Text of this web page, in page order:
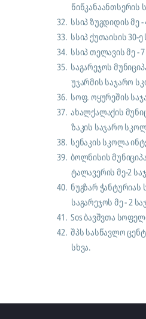
წიწკანაანთსერის
32. სსიპ ზუგდიდის მე
33. სსიპ ქუთაისის 30-
34. სსიპ თელავის მე -
35. საგარეჯოს
უჯარმის საჯარო
36. სოფ. ოყურეშის
37. ახალქალაქის
ზაკის საჯარო
38. სენაკის სკოლა
39. ბოლნისის
ტალავერის მე-2
40. ნუგზარ ჭანტურიას
საგარეჯოს მე - 2
41. Sosბავშვთა
42. შპს სასწავლო
სხვა.